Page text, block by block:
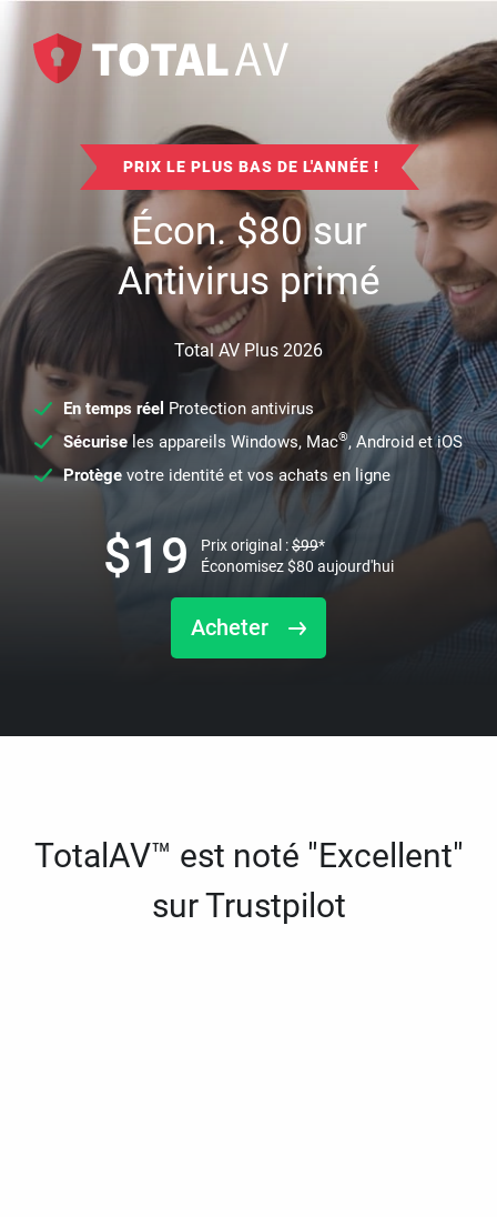
PRIX LE PLUS BAS DE L'ANNÉE !
Écon.$80sur
Antivirus primé
Total AV Plus 2026
En temps réel Protection antivirus
Sécuriseles appareils Windows, Mac®, Android et iOS
Protège votre identité et vos achats en ligne
Acheter
$19 Prix original :$99*
Économisez$80 aujourd'hui
TotalAV™ est noté "Excellent"
sur Trustpilot